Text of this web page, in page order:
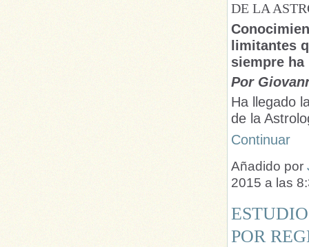
DE LA
limitantes
siempre
Por
Ha llegado
de la
Continuar
Añadido por
2015 a las
POR